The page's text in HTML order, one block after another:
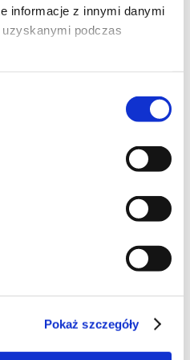
informacje z innymi danymi
podczas
Pokaż szczegóły
z
marchewkowa z sosem